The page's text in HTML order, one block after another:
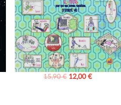
15,90€ 12,00€